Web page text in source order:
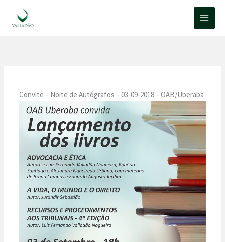
Convite – Noite de Autógrafos – 03-09-2018 – OAB/Uberaba